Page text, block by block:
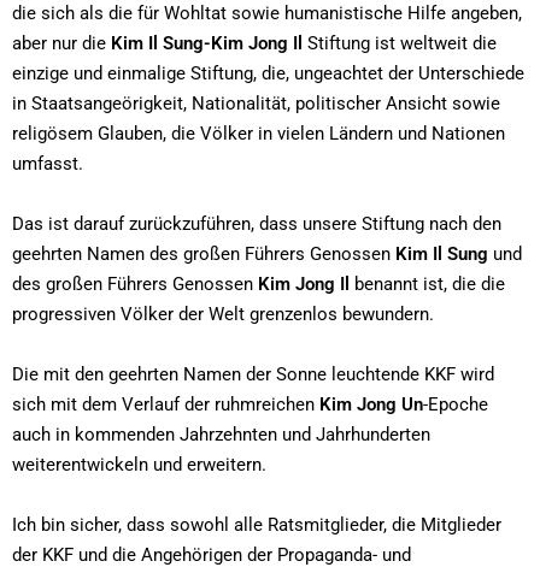
die sich als die für Wohltat sowie humanistische Hilfe angeben,
aber nur die Kim Il Sung-Kim Jong Il Stiftung ist weltweit die
einzige und einmalige Stiftung, die, ungeachtet der Unterschiede
in Staatsangeörigkeit, Nationalität, politischer Ansicht sowie
religösem Glauben, die Völker in vielen Ländern und Nationen
umfasst.
Das ist darauf zurückzuführen, dass unsere Stiftung nach den
geehrten Namen des großen Führers Genossen Kim Il Sung und
des großen Führers Genossen Kim Jong Il benannt ist, die die
progressiven Völker der Welt grenzenlos bewundern.
Die mit den geehrten Namen der Sonne leuchtende KKF wird
sich mit dem Verlauf der ruhmreichen Kim Jong Un-Epoche
auch in kommenden Jahrzehnten und Jahrhunderten
weiterentwickeln und erweitern.
Ich bin sicher, dass sowohl alle Ratsmitglieder, die Mitglieder
der KKF und die Angehörigen der Propaganda- und